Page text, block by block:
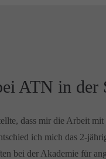
ATN in der
dass mir die Arbeit
ich mich das 2-
bei der Akademie für